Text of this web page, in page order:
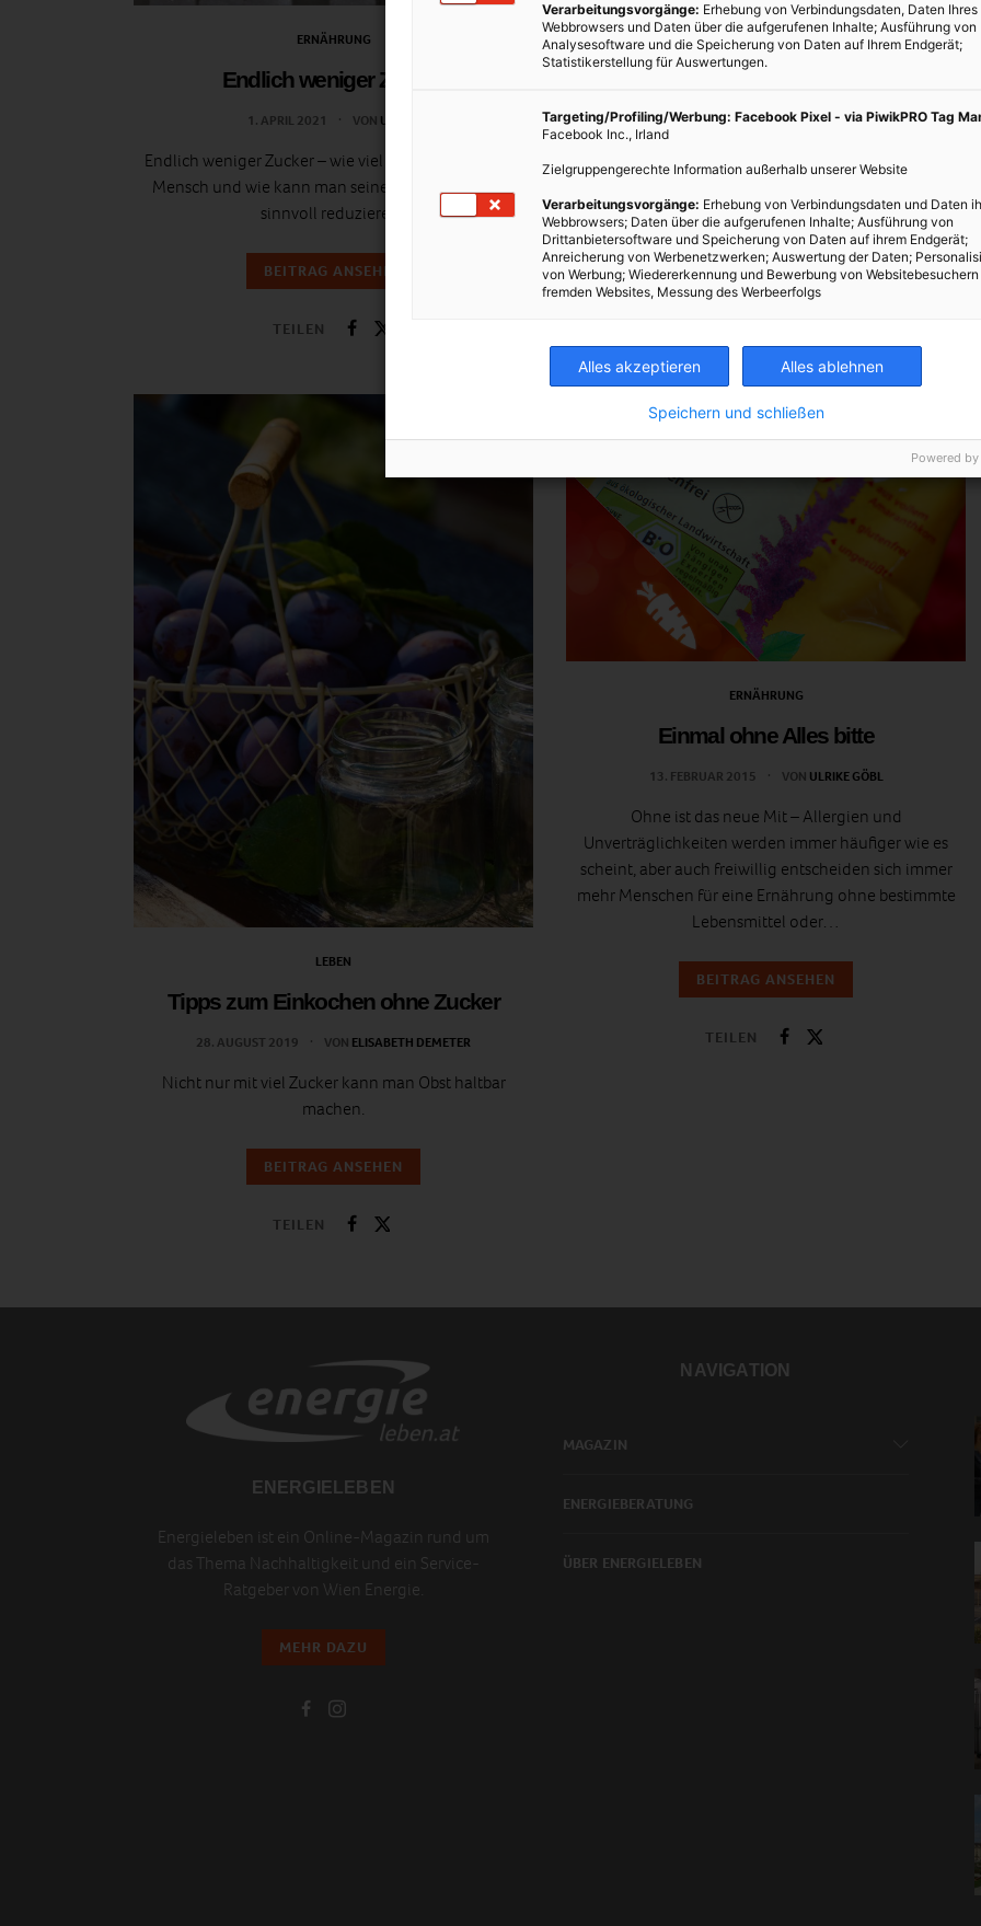
ERNÄHRUNG
Endlich weniger Zucker
1. APRIL 2021 VON ULRIKE
Endlich weniger Zucker – wie viel Zucker braucht der
Mensch und wie kann man seinen Zucker Konsum
sinnvoll reduzieren?
BEITRAG ANSEHEN
TEILEN
LEBEN
Tipps zum Einkochen ohne Zucker
28. AUGUST 2019 VON ELISABETH DEMETER
Nicht nur mit viel Zucker kann man Obst haltbar
machen.
BEITRAG ANSEHEN
TEILEN
ERNÄHRUNG
Abkühlung aus und im Garten
Wenig Dinge fühlen sich so luxuriös an wie eine
ordentliche Abkühlung im Sommer – und was ist
im Garten genossen werden kann?
BEITRAG ANSEHEN
ERNÄHRUNG
Einmal ohne Alles bitte
13. FEBRUAR 2015 VON ULRIKE GÖBL
Ohne ist das neue Mit – Allergien und
Unverträglichkeiten werden immer häufiger wie es
scheint, aber auch freiwillig entscheiden sich immer
mehr Menschen für eine Ernährung ohne bestimmte
Lebensmittel oder…
BEITRAG ANSEHEN
TEILEN
ENERGIELEBEN
Energieleben ist ein Online-Magazin rund um
das Thema Nachhaltigkeit und ein Service-
Ratgeber von Wien Energie.
MEHR DAZU
NAVIGATION
MAGAZIN
ENERGIEBERATUNG
ÜBER ENERGIELEBEN
Verarbeitungsvorgänge: Erhebung von Verbindungsdaten, Daten Ihres
Webbrowsers und Daten über die aufgerufenen Inhalte; Ausführung von
Analysesoftware und die Speicherung von Daten auf Ihrem Endgerät;
Statistikerstellung für Auswertungen.
Targeting/Profiling/Werbung: Facebook Pixel - via PiwikPRO Tag
Facebook Inc., Irland
Zielgruppengerechte Information außerhalb unserer Website
Verarbeitungsvorgänge: Erhebung von Verbindungsdaten und Daten
Webbrowsers; Daten über die aufgerufenen Inhalte; Ausführung von
Drittanbietersoftware und Speicherung von Daten auf ihrem Endgerät;
Anreicherung von Werbenetzwerken; Auswertung der Daten;
von Werbung; Wiedererkennung und Bewerbung von
fremden Websites, Messung des Werbeerfolgs
Alles akzeptieren Alles ablehnen
Speichern und schließen
Powered by